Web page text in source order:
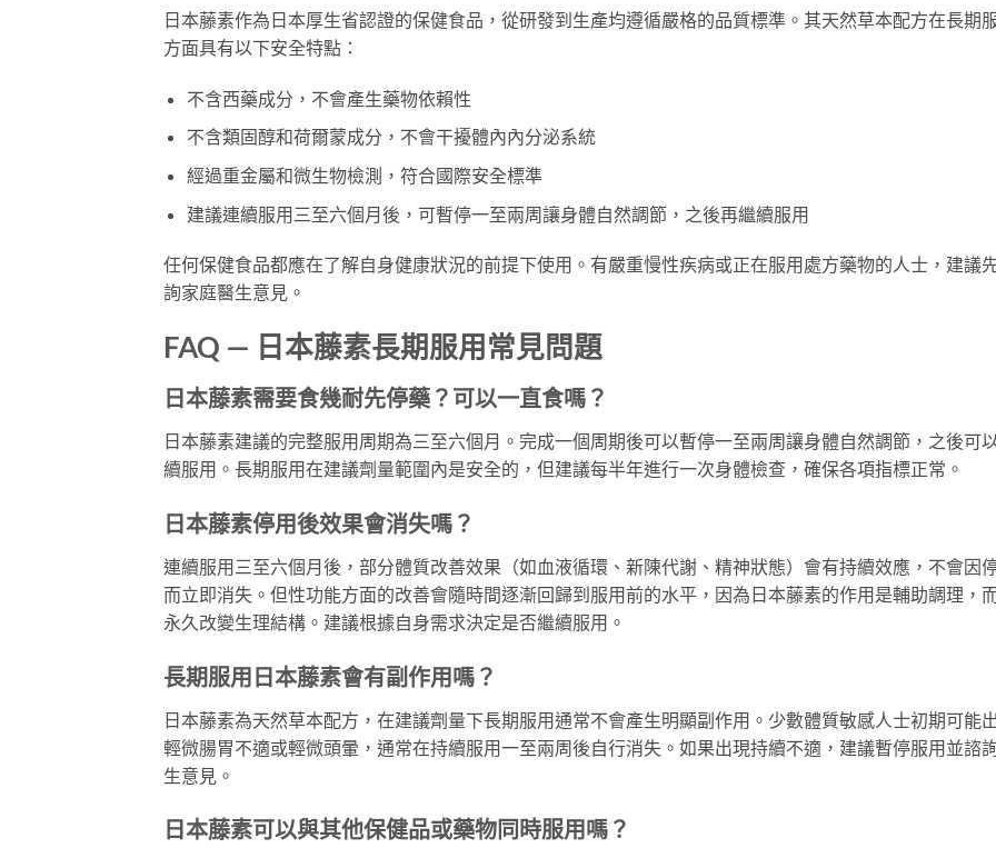
日本藤素作為日本厚生省認證的保健食品，從研發到生產均遵循嚴格的品質標準。其天然草本配方在長期
方面具有以下安全特點：
不含西藥成分，不會產生藥物依賴性
不含類固醇和荷爾蒙成分，不會干擾體內內分泌系統
經過重金屬和微生物檢測，符合國際安全標準
建議連續服用三至六個月後，可暫停一至兩周讓身體自然調節，之後再繼續服用
任何保健食品都應在了解自身健康狀況的前提下使用。有嚴重慢性疾病或正在服用處方藥物的人士，建議
詢家庭醫生意見。
FAQ — 日本藤素長期服用常見問題
日本藤素需要食幾耐先停藥？可以一直食嗎？
日本藤素建議的完整服用周期為三至六個月。完成一個周期後可以暫停一至兩周讓身體自然調節，之後可
續服用。長期服用在建議劑量範圍內是安全的，但建議每半年進行一次身體檢查，確保各項指標正常。
日本藤素停用後效果會消失嗎？
連續服用三至六個月後，部分體質改善效果（如血液循環、新陳代謝、精神狀態）會有持續效應，不會因
而立即消失。但性功能方面的改善會隨時間逐漸回歸到服用前的水平，因為日本藤素的作用是輔助調理，
永久改變生理結構。建議根據自身需求決定是否繼續服用。
長期服用日本藤素會有副作用嗎？
日本藤素為天然草本配方，在建議劑量下長期服用通常不會產生明顯副作用。少數體質敏感人士初期可能
輕微腸胃不適或輕微頭暈，通常在持續服用一至兩周後自行消失。如果出現持續不適，建議暫停服用並諮
生意見。
日本藤素可以與其他保健品或藥物同時服用嗎？